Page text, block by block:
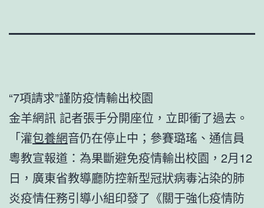
“7項請求”謹防疫情輸出校園
金羊網訊 記者張手分開座位，立即衝了過去。
「灌包養網音仍在停止中；參賽璐瑤、通信員
粵教宣報道：為果斷避免疫情輸出校園，2月12
日，廣東省教導廳防控新型冠狀病毒沾染的肺
炎疫情任務引導小組印發了《關于強化疫情防